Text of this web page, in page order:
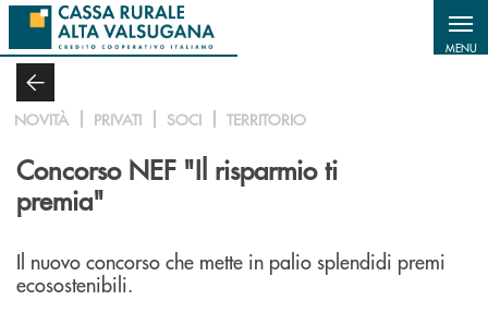
Salta al contenuto principale
MENU
NOVITÀ PRIVATI SOCI TERRITORIO
Concorso NEF "Il risparmio ti
premia"
Il nuovo concorso che mette in palio splendidi premi
ecosostenibili.